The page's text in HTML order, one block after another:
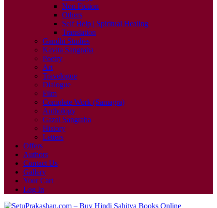
Non Fiction
Others
Self Help | Spiritual Healing
Translation
Gandhi Studies
Kavita Sangraha
Poetry
Art
Travelogue
Dialogue
Film
Complete Work (Samagra)
Anthology
Gazal Sangraha
History
Letters
Offers
Authors
Contact Us
Gallery
Your Cart
Log In